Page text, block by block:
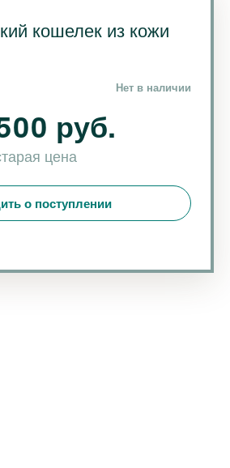
кошелек из кожи
Нет в наличии
руб.
цена
о поступлении